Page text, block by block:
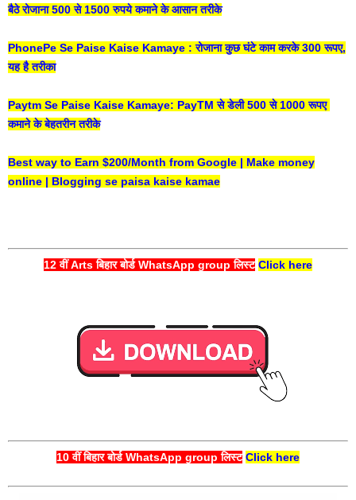
बैठे रोजाना 500 से 1500 रुपये कमाने के आसान तरीके
PhonePe Se Paise Kaise Kamaye : रोजाना कुछ घंटे काम करके 300 रूपए,
यह है तरीका
Paytm Se Paise Kaise Kamaye: PayTM से डेली 500 से 1000 रूपए
कमाने के बेहतरीन तरीके
Best way to Earn $200/Month from Google | Make money
online | Blogging se paisa kaise kamae
12 वीं Arts बिहार बोर्ड WhatsApp group लिस्ट Click here
10 वीं बिहार बोर्ड WhatsApp group लिस्ट Click here